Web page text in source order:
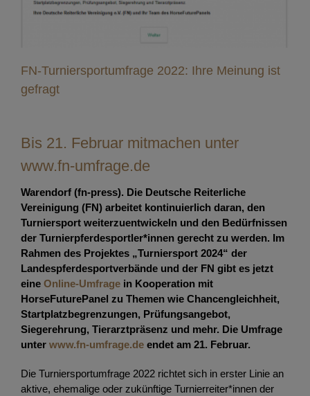
FN-Turniersportumfrage 2022: Ihre Meinung ist
gefragt
Bis 21. Februar mitmachen unter
www.fn-umfrage.de
Warendorf (fn-press). Die Deutsche Reiterliche
Vereinigung (FN) arbeitet kontinuierlich daran, den
Turniersport weiterzuentwickeln und den Bedürfnissen
der Turnierpferdesportler*innen gerecht zu werden. Im
Rahmen des Projektes „Turniersport 2024“ der
Landespferdesportverbände und der FN gibt es jetzt
eine Online-Umfrage in Kooperation mit
HorseFuturePanel zu Themen wie Chancengleichheit,
Startplatzbegrenzungen, Prüfungsangebot,
Siegerehrung, Tierarztpräsenz und mehr. Die Umfrage
unter www.fn-umfrage.de endet am 21. Februar.
Die Turniersportumfrage 2022 richtet sich in erster Linie an
aktive, ehemalige oder zukünftige Turnierreiter*innen der